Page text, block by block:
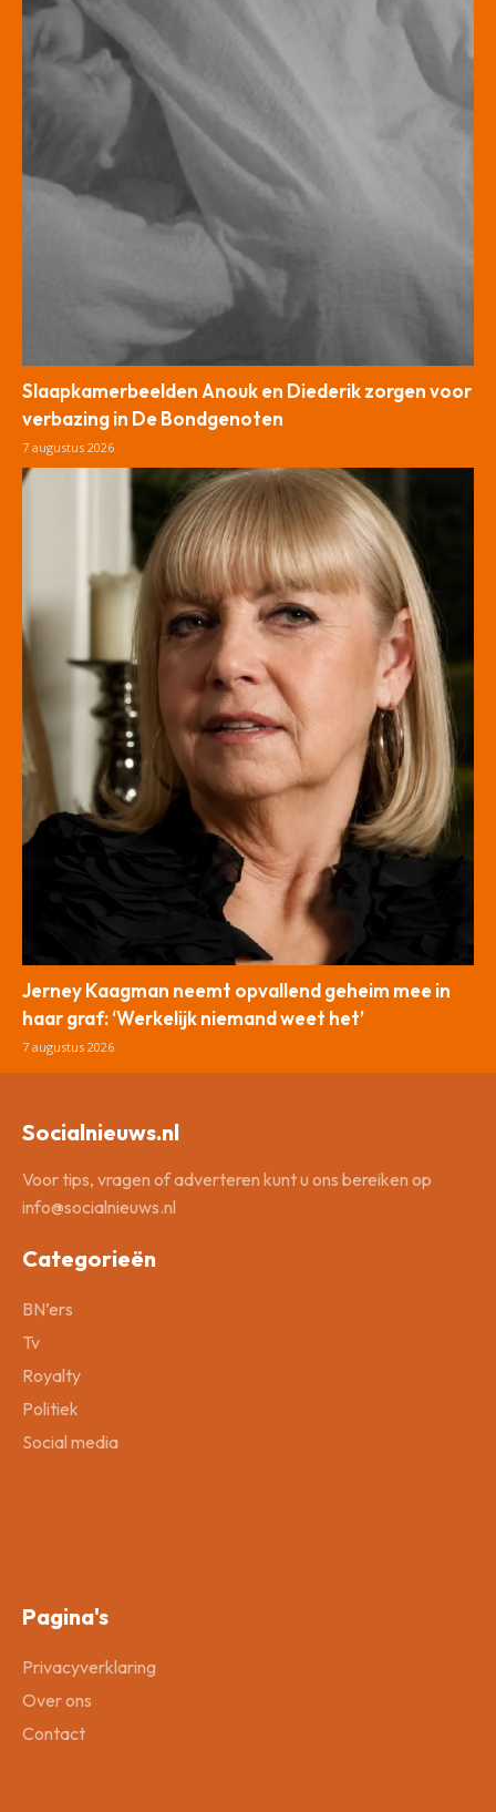
Slaapkamerbeelden Anouk en Diederik zorgen voor
verbazing in De Bondgenoten
7 augustus 2026
Jerney Kaagman neemt opvallend geheim mee in
haar graf: ‘Werkelijk niemand weet het’
7 augustus 2026
Socialnieuws.nl
Voor tips, vragen of adverteren kunt u ons bereiken op
info@socialnieuws.nl
Categorieën
BN’ers
Tv
Royalty
Politiek
Social media
Pagina's
Privacyverklaring
Over ons
Contact